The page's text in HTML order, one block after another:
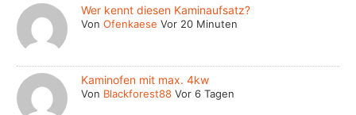
Wer kennt diesen Kaminaufsatz?
VonOfenkaese Vor 20 Minuten
Kaminofen mit max. 4kw
Von Blackforest88 Vor 6 Tagen